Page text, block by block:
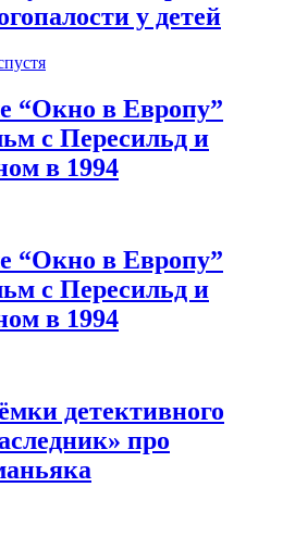
у детей
“Окно в Европу”
с Пересильд и
в 1994
“Окно в Европу”
с Пересильд и
в 1994
детективного
про